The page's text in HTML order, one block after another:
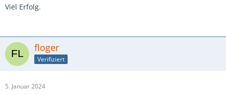
Viel Erfolg.
floger
Verifiziert
5. Januar 2024